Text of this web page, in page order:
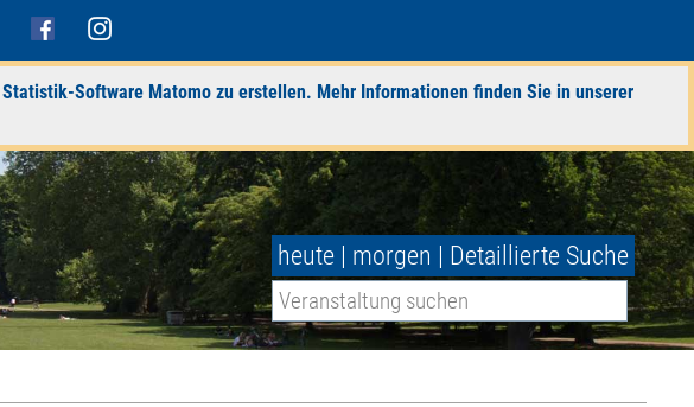
Software Matomo zu erstellen. Mehr Informationen finden Sie in unserer
heute | morgen | Detaillierte Suche